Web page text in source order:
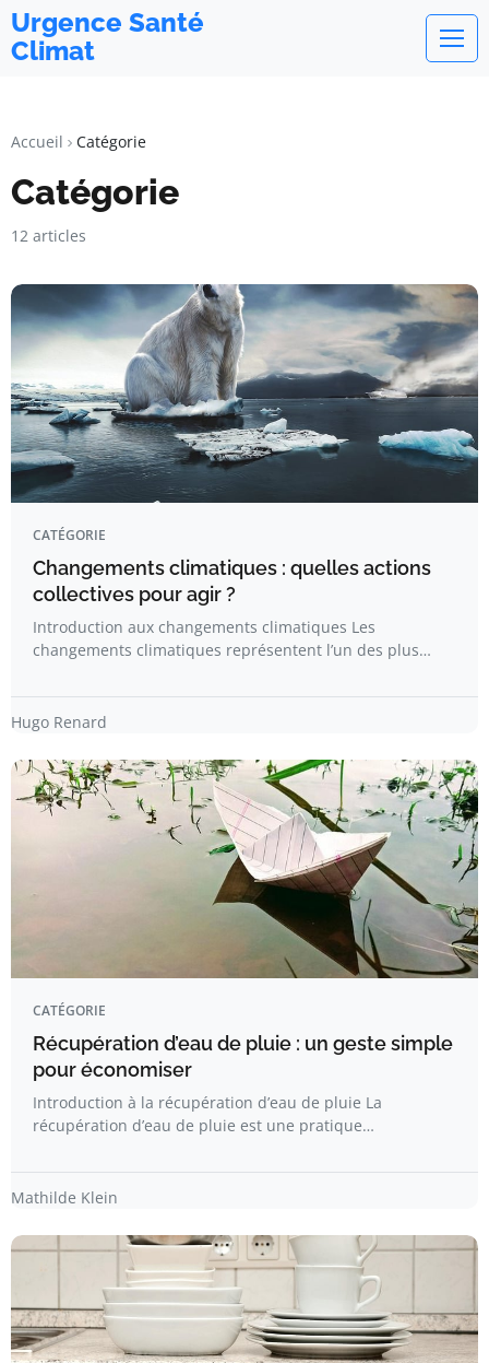
Urgence Santé
Climat
Accueil Catégorie
Catégorie
12 articles
CATÉGORIE
Changements climatiques : quelles actions
collectives pour agir ?
Introduction aux changements climatiques Les
changements climatiques représentent l’un des plus…
Hugo Renard
CATÉGORIE
Récupération d’eau de pluie : un geste simple
pour économiser
Introduction à la récupération d’eau de pluie La
récupération d’eau de pluie est une pratique…
Mathilde Klein